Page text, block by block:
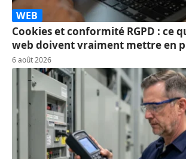
WEB
Cookies et conformité RGPD : ce
web doivent vraiment mettre en
6 août 2026